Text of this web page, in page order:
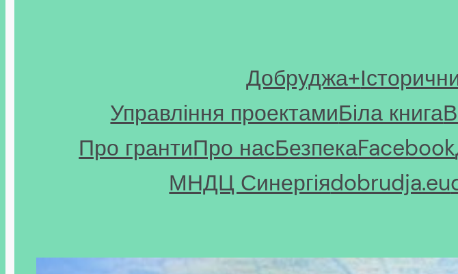
Добруджа+
Управління проектамиБіла книга
Про грантиПро насБезпекаFacebook
МНДЦ Синергіяdobrudja.eu